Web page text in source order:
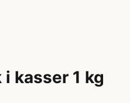
kasser 1 kg